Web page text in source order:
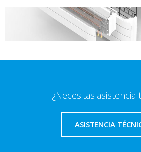
¿Necesitas asistencia
ASISTENCIA